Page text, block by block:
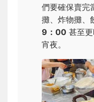
們要確保賣完
攤、炸物攤、
9：00 甚至
宵夜。